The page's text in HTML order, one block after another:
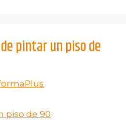
pintar un piso de